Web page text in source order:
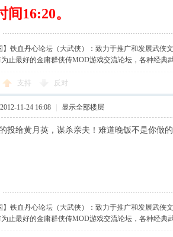
间16:20。
】铁血丹心论坛（大武侠）：致力于推广和发展武侠
止最好的金庸群侠传MOD游戏交流论坛，各种经典
支持 反对
11-24 16:08 显示全部楼层
投给黄月英，谋杀亲夫！难道晚饭不是你做的
】铁血丹心论坛（大武侠）：致力于推广和发展武侠
止最好的金庸群侠传MOD游戏交流论坛，各种经典